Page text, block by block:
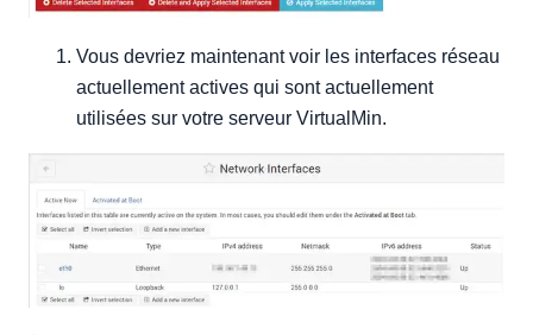
Vous devriez maintenant voir les interfaces réseau
actuellement actives qui sont actuellement
utilisées sur votre serveur VirtualMin.